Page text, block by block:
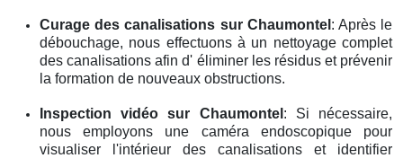
Curage des canalisations sur Chaumontel : Après le
débouchage, nous effectuons à un nettoyage complet
des canalisations afin d' éliminer les résidus et prévenir
la formation de nouveaux obstructions.
Inspection vidéosur Chaumontel : Si nécessaire,
nous employons une caméra endoscopique pour
visualiser l'intérieur des canalisations et identifier